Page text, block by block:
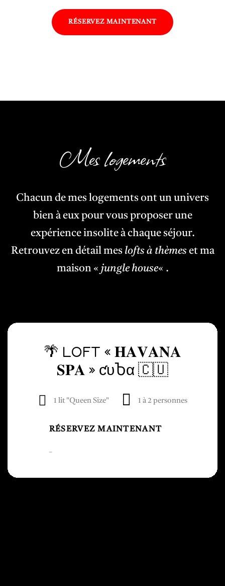
RÉSERVEZ MAINTENANT
Mes logements
Chacun de mes logements ont un univers
bien à eux pour vous proposer une
expérience insolite à chaque séjour.
Retrouvez en détail mes lofts à thèmeset ma
maison « jungle house« .
🌴 LOFT « 𝐇𝐀𝐕𝐀𝐍𝐀
𝐒𝐏𝐀 » ƈυႦα 🇨🇺
1 lit "Queen Size" 1 à 2 personnes